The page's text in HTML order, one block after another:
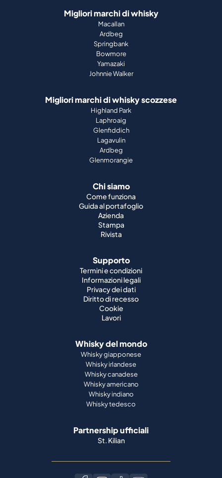
Migliori marchi di whisky
Macallan
Ardbeg
Springbank
Bowmore
Yamazaki
Johnnie Walker
Migliori marchi di whisky scozzese
Highland Park
Laphroaig
Glenfiddich
Lagavulin
Ardbeg
Glenmorangie
Chi siamo
Come funziona
Guida al portafoglio
Azienda
Stampa
Rivista
Supporto
Termini e condizioni
Informazioni legali
Privacy dei dati
Diritto di recesso
Cookie
Lavori
Whisky del mondo
Whisky giapponese
Whisky irlandese
Whisky canadese
Whisky americano
Whisky indiano
Whisky tedesco
Partnership ufficiali
St. Kilian